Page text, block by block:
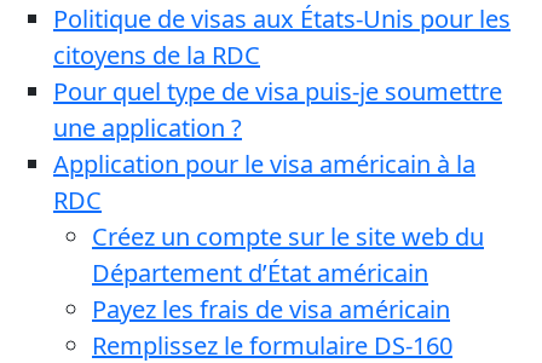
Politique de visas aux États-Unis pour les
citoyens de la RDC
Pour quel type de visa puis-je soumettre
une application ?
Application pour le visa américain à la
RDC
Créez un compte sur le site web du
Département d’État américain
Payez les frais de visa américain
Remplissez le formulaire DS-160